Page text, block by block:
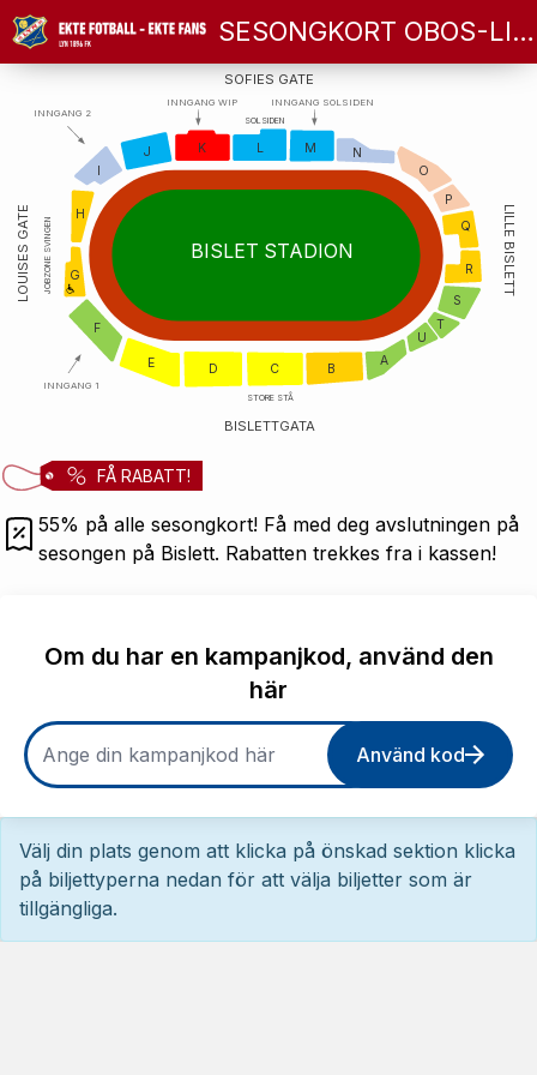
SESONGKORT OBOS-LIGAEN 2026!
H
G
F
E D C B
A
U
T
R
S
N
O
P
Q
M
L
K
J
I
SOLSIDEN
JOBZONE SVINGEN
STORE STÅ
LILLE BISLETT
SOFIES GATE
INNGANG 1
INNGANG 2
INNGANG WIP INNGANG SOLSIDEN
LOUISES GATE
BISLETTGATA
BISLET STADION
FÅ RABATT!
55% på alle sesongkort! Få med deg avslutningen på
sesongen på Bislett. Rabatten trekkes fra i kassen!
Om du har en kampanjkod, använd den
här
Använd kod
Välj din plats genom att klicka på önskad sektion klicka
på biljettyperna nedan för att välja biljetter som är
tillgängliga.